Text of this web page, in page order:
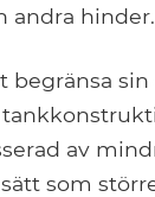
andra hinder.
av
som